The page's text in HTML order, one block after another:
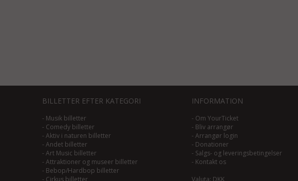
BILLETTER EFTER KATEGORI
- Musik billetter
- Comedy billetter
- Aktiv i naturen billetter
- Andet billetter
- Art Music billetter
- Attraktioner og museer billetter
- Bebop/Hardbop billetter
- Cirkus billetter
INFORMATION
- Om YourTicket
- Bliv arrangør
- Arrangør login
- Donationer
- Salgs- og leveringsbetingelser
- Kontakt os
Valuta: DKK